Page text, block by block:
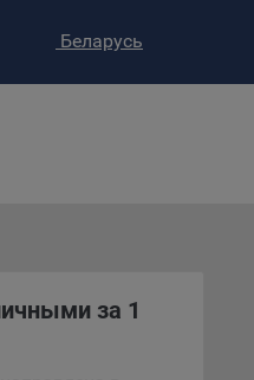
Беларусь
за 1